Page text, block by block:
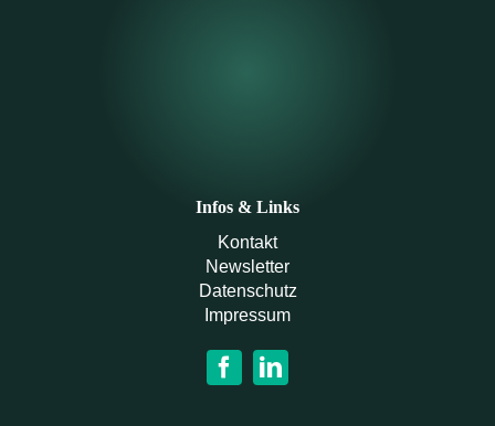
Infos & Links
Kontakt
Newsletter
Datenschutz
Impressum